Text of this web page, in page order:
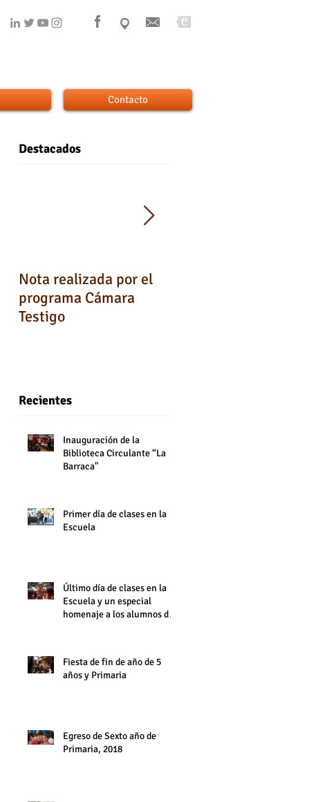
Contacto
Destacados
Nota realizada por el
programa Cámara
Testigo
Recientes
Inauguración de la
Biblioteca Circulante “La
Barraca"
Primer día de clases en la
Escuela
Último día de clases en la
Escuela y un especial
homenaje a los alumnos de
Fiesta de fin de año de 5
años y Primaria
Egreso de Sexto año de
Primaria, 2018